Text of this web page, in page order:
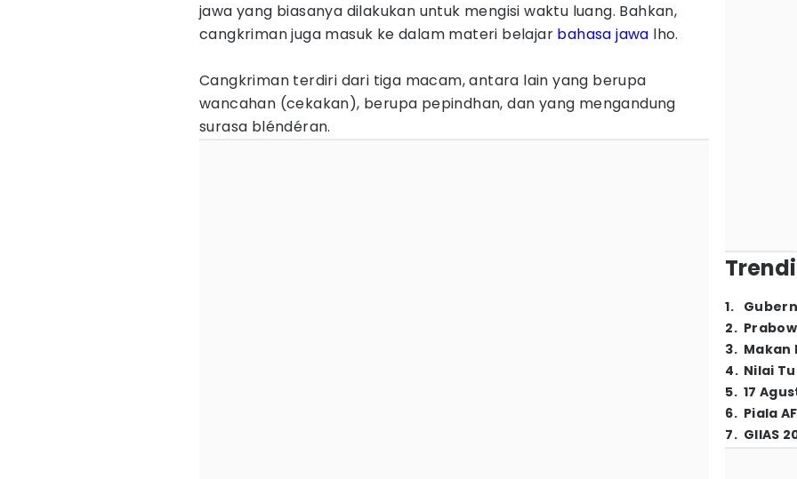
jawa yang biasanya dilakukan untuk mengisi waktu luang. Bahkan,
cangkriman juga masuk ke dalam materi belajar bahasa jawa lho.
Cangkriman terdiri dari tiga macam, antara lain yang berupa
wancahan (cekakan), berupa pepindhan, dan yang mengandung
surasa bléndéran.
1.
2.
3. Makan
4. Nilai
5. 17
6. Piala
7. GIIAS